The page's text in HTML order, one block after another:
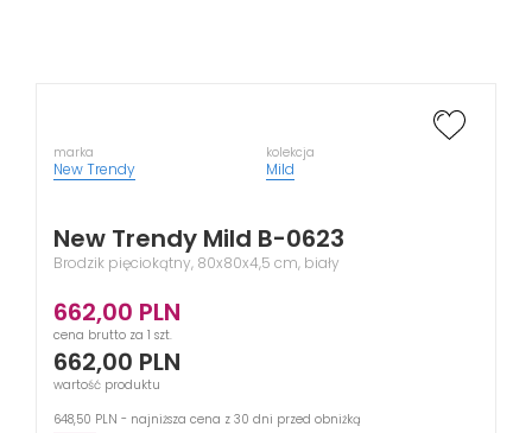
marka
New Trendy
kolekcja
Mild
New Trendy Mild B-0623
Brodzik pięciokątny, 80x80x4,5 cm, biały
662,00 PLN
cena brutto za 1 szt.
662,00 PLN
wartość produktu
648,50 PLN - najniższa cena z 30 dni przed obniżką